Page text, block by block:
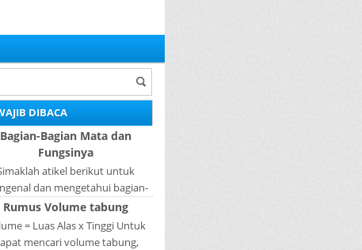
DIBACA
Bagian-Bagian Mata dan
Fungsinya
atikel berikut untuk
dan mengetahui bagian-
mata dan fungsinya. Mata
bagian yang sangat penting,
karena mer...
Rumus Volume tabung
= Luas Alas x Tinggi Untuk
mencari volume tabung,